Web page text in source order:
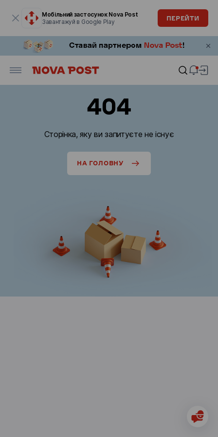
Мобільний застосунок Nova Post
Завантажуй в Google Play
ПЕРЕЙТИ
404
Сторінка, яку ви запитуєте не існує
НА ГОЛОВНУ